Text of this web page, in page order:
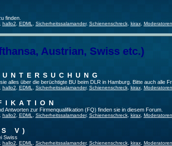
finden.
hallo2 EDML Sicherheitssalamander, Schienenschreck, kirax, Moderatoren
Austrian, Swiss etc.)
alles über die berüchtigte BU beim DLR in Hamburg. Bitte auch alle
hallo2 EDML Sicherheitssalamander, Schienenschreck, kirax, Moderatoren
Antworten zur Firmenqualifikation (FQ) finden sie in diesem Forum.
hallo2 EDML Sicherheitssalamander, Schienenschreck, kirax, Moderatoren
V)
Swiss
hallo2 EDML Sicherheitssalamander, Schienenschreck, kirax, Moderatoren